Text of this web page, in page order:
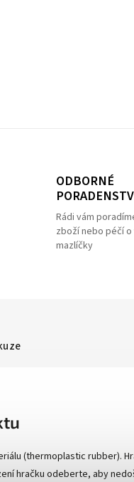
ODBORNÉ
Rádi vám
zboží nebo péčí o
mazlíčky
(thermoplastic rubber).
hračku odeberte, aby